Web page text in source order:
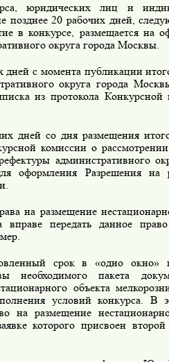
юридических лиц и
позднее 20 рабочих дней,
в конкурсе, размещается на
округа города Москвы.
с момента публикации
округа города
из протокола Конкурсной
дней со дня размещения
комиссии о
административного
оформления Разрешения на
на размещение
вправе передать данное
срок в «одно окно»
необходимого пакета
объекта
условий конкурса. В
на размещение
которого присвоен